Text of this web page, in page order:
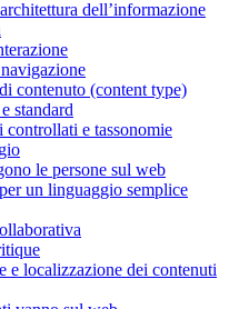
dell’informazione
contenuto (content type)
standard
controllati e tassonomie
le persone sul web
un linguaggio semplice
e localizzazione dei contenuti